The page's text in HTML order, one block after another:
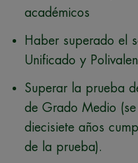
académicos
Haber superado el
Unificado y
Superar la prueba
de Grado Medio
diecisiete años
de la prueba).